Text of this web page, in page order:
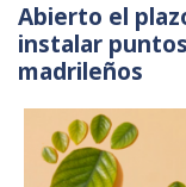
Abierto el
instalar
madrileños